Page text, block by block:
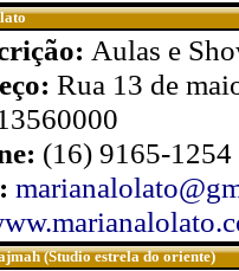
Aulas e
Rua 13 de
(16) 9165-1254
(Studio estrela do oriente)